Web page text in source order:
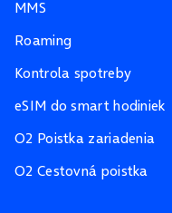
MMS
Roaming
Kontrola spotreby
eSIM do smart hodiniek
O2 Poistka zariadenia
O2 Cestovná poistka